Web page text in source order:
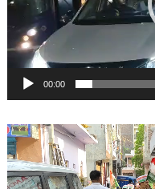
00:00
Video
Player